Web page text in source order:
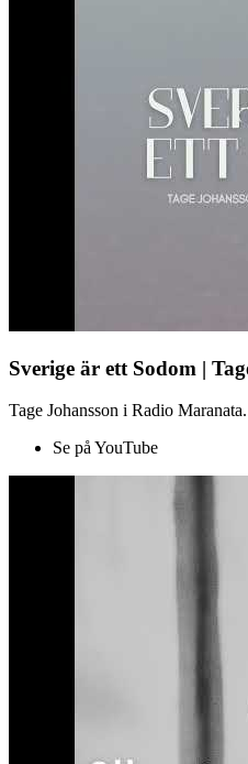
Sverige är ett Sodom |
Tage Johansson i Radio Maranata.
Se på YouTube